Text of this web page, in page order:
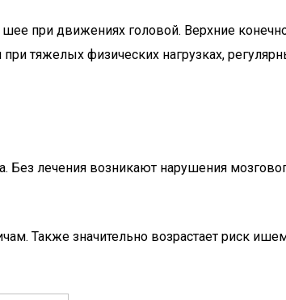
при движениях головой. Верхние
тяжелых физических нагрузках,
Без лечения возникают нарушения
Также значительно возрастает риск